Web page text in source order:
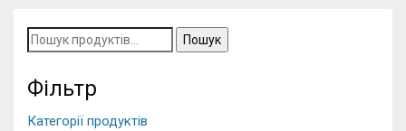
Пошук
за
запитом:
Фільтр
Категорії продуктів